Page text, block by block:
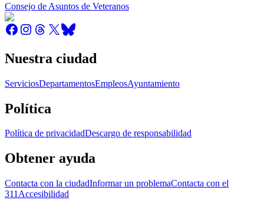
Consejo de Asuntos de Veteranos
Nuestra ciudad
ServiciosDepartamentosEmpleosAyuntamiento
Política
Política de privacidadDescargo de responsabilidad
Obtener ayuda
Contacta con la ciudadInformar un problemaContacta con el
311 Accesibilidad